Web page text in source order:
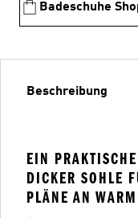
Badeschuhe
Beschreibung
EIN
DICKER SOHLE
PLÄNE AN